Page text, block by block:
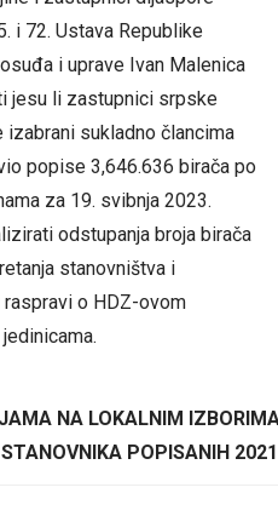
i 72. Ustava Republike
i uprave Ivan Malenica
jesu li zastupnici srpske
sukladno člancima
popise 3,646.636 birača po
za 19. svibnja 2023.
odstupanja broja birača
stanovništva i
o HDZ-ovom
NA LOKALNIM
POPISANIH